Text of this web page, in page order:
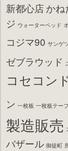
新都心店か
ジ ウォーターベッド
コジマ90 サンゲ
ゼブラウッド
コセコン
ン 一枚板 一枚板テー
製造販売
バザール 御徒町